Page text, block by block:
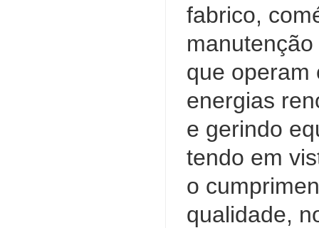
fabrico,
que operam
energias
e gerindo
tendo em
o
qualidade,